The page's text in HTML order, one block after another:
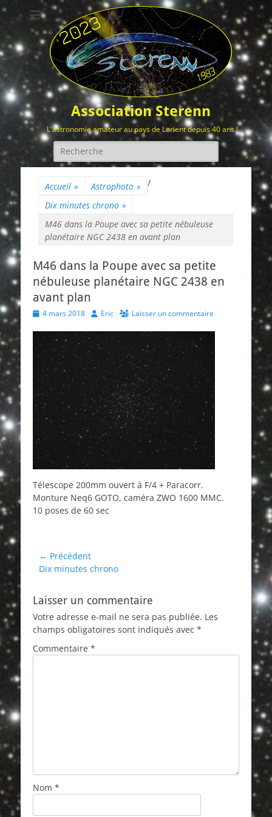
Association Sterenn
L'astronomie amateur au pays de Lorient depuis 40 ans !
Rechercher :
Accueil » Astrophoto »
/
Dix minutes chrono »
M46 dans la Poupe avec sa petite nébuleuse
planétaire NGC 2438 en avant plan
M46 dans la Poupe avec sa petite
nébuleuse planétaire NGC 2438 en
avant plan
Posted
4 mars 2018 Author
Eric Laisser un commentaire
Télescope 200mm ouvert à F/4 + Paracorr.
Monture Neq6 GOTO, caméra ZWO 1600 MMC.
10 poses de 60 sec
Navigation
de
← Précédent
Article
Dix minutes chrono
Laisser un commentaire
Votre adresse e-mail ne sera pas publiée. Les
champs obligatoires sont indiqués avec *
Commentaire *
Nom *